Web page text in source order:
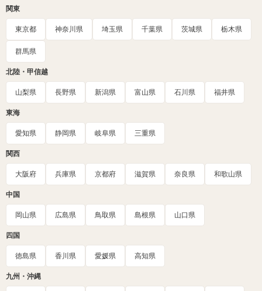
関東
東京都 神奈川県 埼玉県 千葉県 茨城県 栃木県
群馬県
北陸・甲信越
山梨県 長野県 新潟県 富山県 石川県 福井県
東海
愛知県 静岡県 岐阜県 三重県
関西
大阪府 兵庫県 京都府 滋賀県 奈良県 和歌山県
中国
岡山県 広島県 鳥取県 島根県 山口県
四国
徳島県 香川県 愛媛県 高知県
九州・沖縄